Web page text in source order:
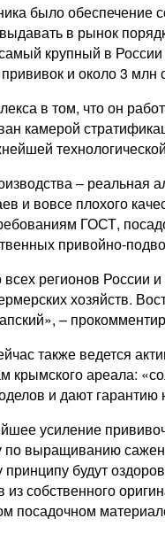
было
в рынок
крупный в России
и около 3 млн
в том, что он
камерой
– реальная
и вовсе плохого
ГОСТ,
привойно-
регионов России
хозяйств.
–
также ведется
крымского ареала:
и дают
усиление
выращиванию
принципу будут
из собственного
посадочном